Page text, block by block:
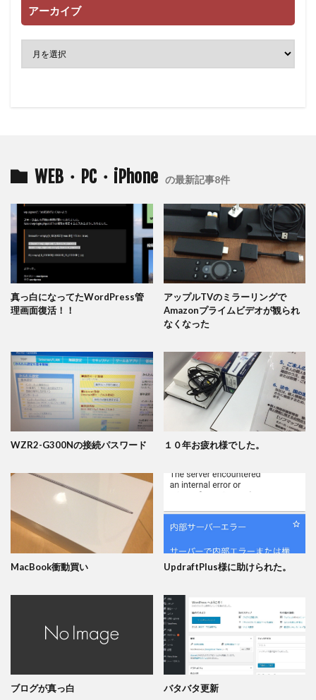
アーカイブ
WEB・PC・iPhone の最新記事8件
真っ白になってたWordPress管
理画面復活！！
アップルTVのミラーリングで
Amazonプライムビデオが観られ
なくなった
WZR2-G300Nの接続パスワード １０年お疲れ様でした。
MacBook衝動買い UpdraftPlus様に助けられた。
ブログが真っ白 バタバタ更新